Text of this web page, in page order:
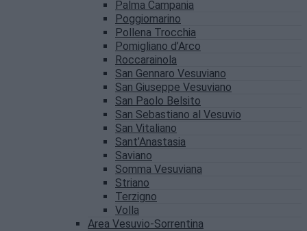
Palma Campania
Poggiomarino
Pollena Trocchia
Pomigliano d’Arco
Roccarainola
San Gennaro Vesuviano
San Giuseppe Vesuviano
San Paolo Belsito
San Sebastiano al Vesuvio
San Vitaliano
Sant’Anastasia
Saviano
Somma Vesuviana
Striano
Terzigno
Volla
Area Vesuvio-Sorrentina